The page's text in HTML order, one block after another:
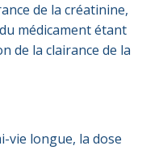
de la créatinine,
médicament étant
de la clairance de la
vie longue, la dose